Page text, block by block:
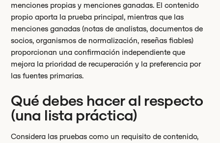
menciones propias y menciones ganadas. El contenido
propio aporta la prueba principal, mientras que las
menciones ganadas (notas de analistas, documentos de
socios, organismos de normalización, reseñas fiables)
proporcionan una confirmación independiente que
mejora la prioridad de recuperación y la preferencia por
las fuentes primarias.
Qué debes hacer al respecto
(una lista práctica)
Considera las pruebas como un requisito de contenido,